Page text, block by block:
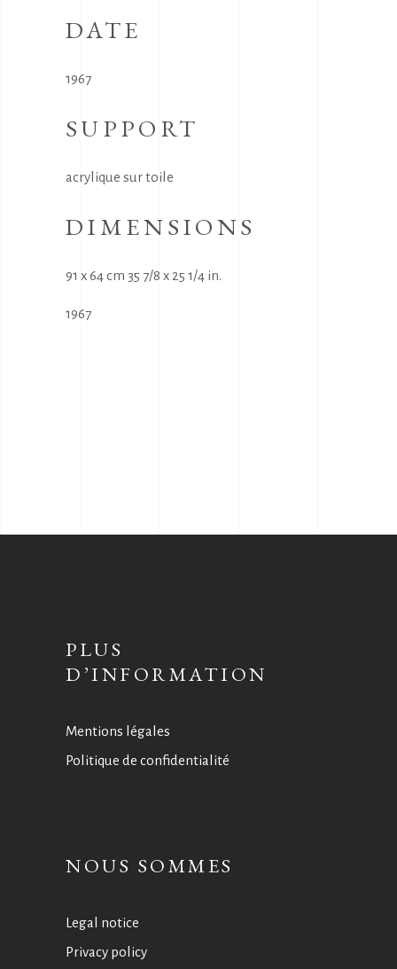
DATE
1967
SUPPORT
acrylique sur toile
DIMENSIONS
91 x 64 cm 35 7/8 x 25 1/4 in.
1967
PLUS
D’INFORMATION
Mentions légales
Politique de confidentialité
NOUS SOMMES
Legal notice
Privacy policy